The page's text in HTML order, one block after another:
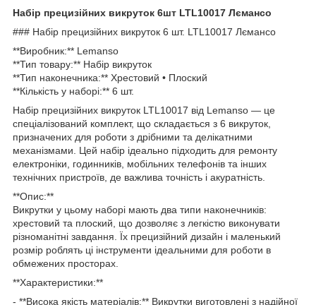
Набір прецизійних викруток 6шт LTL10017 Лємансо
### Набір прецизійних викруток 6 шт. LTL10017 Лємансо
**Виробник:** Lemanso
**Тип товару:** Набір викруток
**Тип наконечника:** Хрестовий • Плоский
**Кількість у наборі:** 6 шт.
Набір прецизійних викруток LTL10017 від Lemanso — це
спеціалізований комплект, що складається з 6 викруток,
призначених для роботи з дрібними та делікатними
механізмами. Цей набір ідеально підходить для ремонту
електроніки, годинників, мобільних телефонів та інших
технічних пристроїв, де важлива точність і акуратність.
**Опис:**
Викрутки у цьому наборі мають два типи наконечників:
хрестовий та плоский, що дозволяє з легкістю виконувати
різноманітні завдання. Їх прецизійний дизайн і маленький
розмір роблять ці інструменти ідеальними для роботи в
обмежених просторах.
**Характеристики:**
- **Висока якість матеріалів:** Викрутки виготовлені з надійної